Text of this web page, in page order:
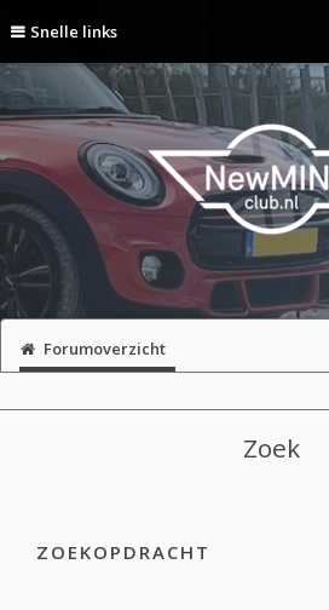
Snelle links
Forumoverzicht
Zoek
ZOEKOPDRACHT